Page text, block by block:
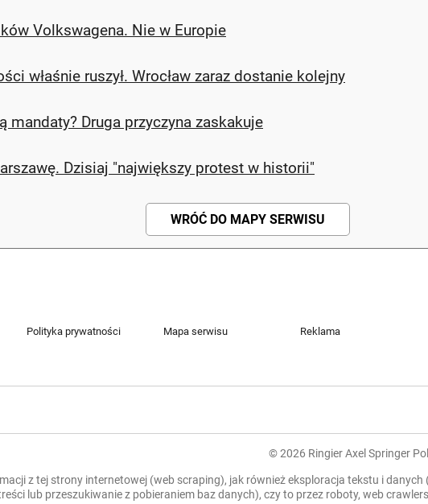
Volkswagena. Nie w Europie
właśnie ruszył. Wrocław zaraz dostanie kolejny
Druga przyczyna zaskakuje
Dzisiaj "największy protest w historii"
WRÓĆ DO MAPY SERWISU
Polityka prywatności Mapa serwisu
Reklama
© 2026 Ringier Axel Springer
z tej strony internetowej (web scraping), jak również eksploracja tekstu i
lub przeszukiwanie z pobieraniem baz danych), czy to przez roboty, web